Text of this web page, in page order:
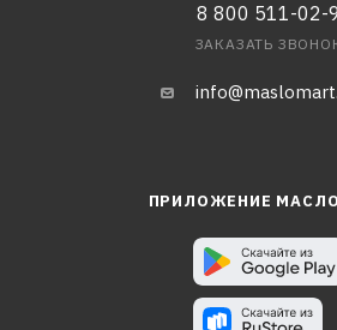
8 800 511-02-
ЗАКАЗАТЬ
ПРИЛОЖЕНИЕ